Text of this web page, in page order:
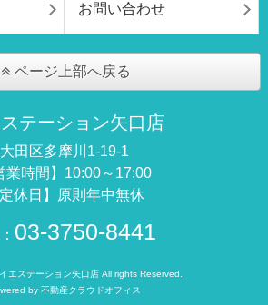
お問い合わせ
ページ上部へ戻る
テーション矢口店
大田区多摩川1-19-1
業時間】10:00～17:00
定休日】原則年中無休
03-3750-8441
エステーション矢口店 All rights Reserved.
by 不動産クラウドオフィス